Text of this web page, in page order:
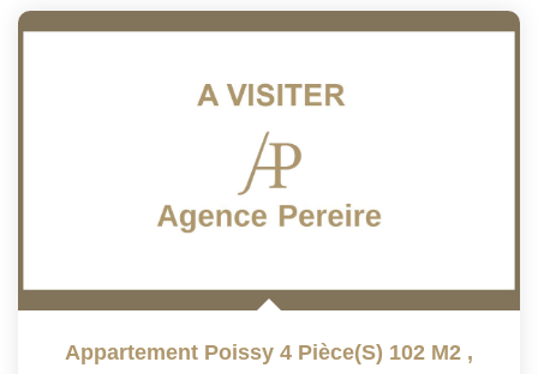
Appartement Poissy 4 Pièce(s) 102 M2 ,